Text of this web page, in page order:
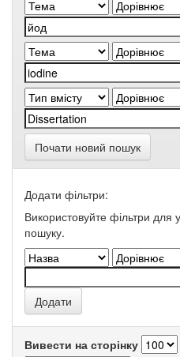
Почати новий пошук
Додати фільтри:
Використовуйте фільтри для
пошуку.
Вивести на сторінку